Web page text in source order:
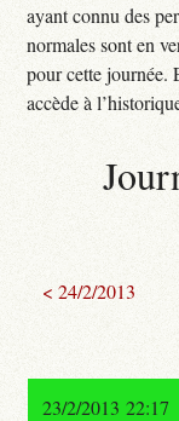
ayant connu des
normales sont en
pour cette journée.
accède à
< 24/2/2013
23/2/2013 22:17